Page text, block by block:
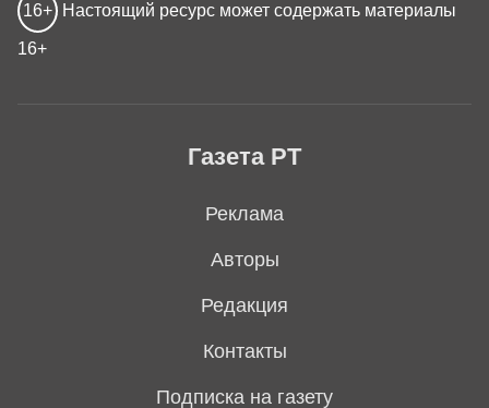
Газета РТ
Реклама
Авторы
Редакция
Контакты
Подписка на газету
16+ Настоящий ресурс может содержать материалы
16+